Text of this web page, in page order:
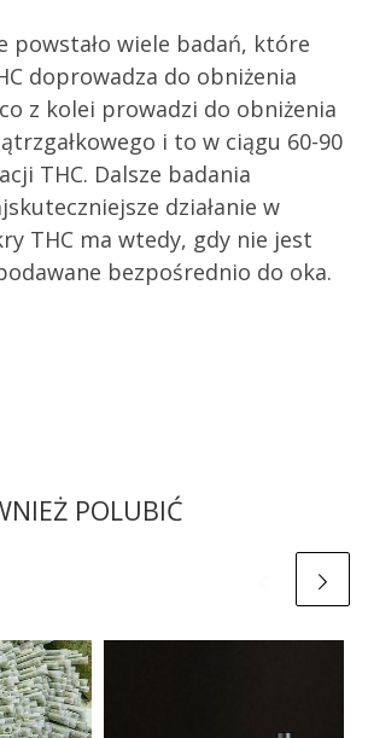
powstało wiele badań, które
doprowadza do obniżenia
z kolei prowadzi do obniżenia
i to w ciągu 60-90
THC. Dalsze badania
działanie w
THC ma wtedy, gdy nie jest
bezpośrednio do oka.
POLUBIĆ